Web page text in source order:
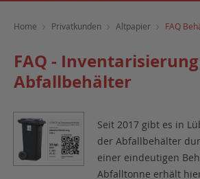
Home Privatkunden Altpapier FAQ
FAQ -
Abfallbehälter
Seit 2017 gibt es in
der Abfallbehälter
einer eindeutigen
Abfalltonne erhält